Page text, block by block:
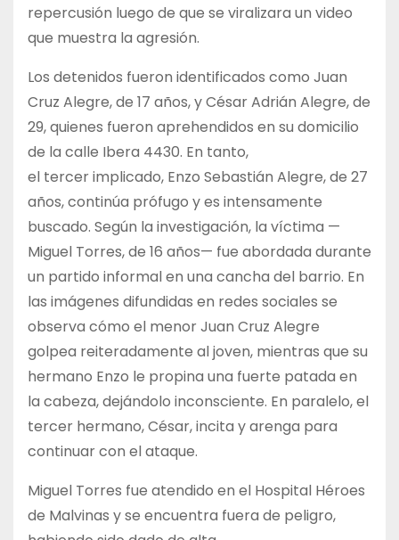
repercusión luego de que se viralizara un video
que muestra la agresión.
Los detenidos fueron identificados como Juan
Cruz Alegre, de 17 años, y César Adrián Alegre, de
29, quienes fueron aprehendidos en su domicilio
de la calle Ibera 4430. En tanto,
el tercer implicado, Enzo Sebastián Alegre, de 27
años, continúa prófugo y es intensamente
buscado. Según la investigación, la víctima —
Miguel Torres, de 16 años— fue abordada durante
un partido informal en una cancha del barrio. En
las imágenes difundidas en redes sociales se
observa cómo el menor Juan Cruz Alegre
golpea reiteradamente al joven, mientras que su
hermano Enzo le propina una fuerte patada en
la cabeza, dejándolo inconsciente. En paralelo, el
tercer hermano, César, incita y arenga para
continuar con el ataque.
Miguel Torres fue atendido en el Hospital Héroes
de Malvinas y se encuentra fuera de peligro,